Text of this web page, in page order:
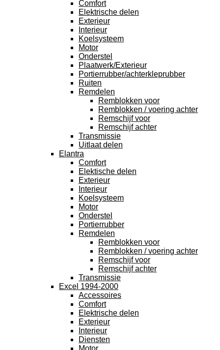
Comfort
Elektrische delen
Exterieur
Interieur
Koelsysteem
Motor
Onderstel
Plaatwerk/Exterieur
Portierrubber/achterkleprubber
Ruiten
Remdelen
Remblokken voor
Remblokken / voering achter
Remschijf voor
Remschijf achter
Transmissie
Uitlaat delen
Elantra
Comfort
Elektische delen
Exterieur
Interieur
Koelsysteem
Motor
Onderstel
Portierrubber
Remdelen
Remblokken voor
Remblokken / voering achter
Remschijf voor
Remschijf achter
Transmissie
Excel 1994-2000
Accessoires
Comfort
Elektrische delen
Exterieur
Interieur
Diensten
Motor